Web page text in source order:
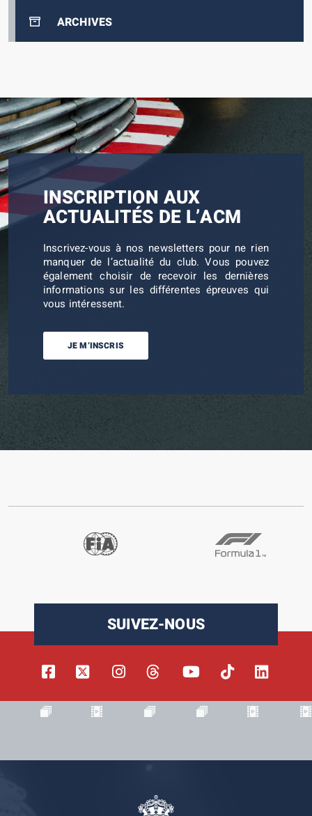
ARCHIVES
INSCRIPTION AUX
ACTUALITÉS DE L’ACM
Inscrivez-vous à nos newsletters pour ne rien
manquer de l’actualité du club. Vous pouvez
également choisir de recevoir les dernières
informations sur les différentes épreuves qui
vous intéressent.
JE M’INSCRIS
SUIVEZ-NOUS